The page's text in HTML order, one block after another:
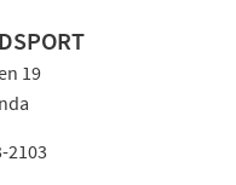
19
2103